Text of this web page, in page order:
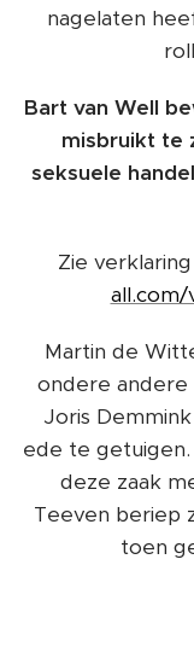
nagelaten
Bart van Well
misbruikt te
seksuele
Zie
Martin de
ondere andere
Joris
ede te
deze zaak
Teeven beriep
toen